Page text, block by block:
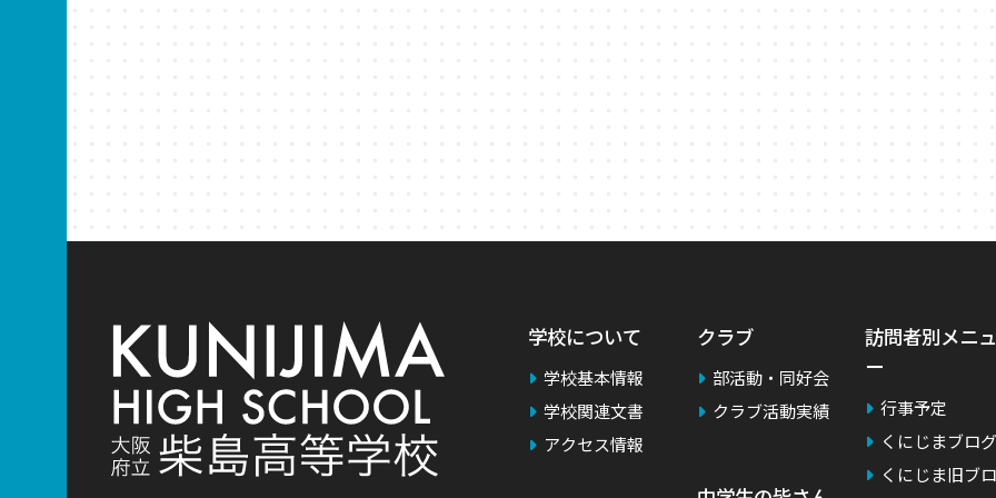
学校について
学校基本情報
学校関連文書
アクセス情報
クラブ
部活動・同好会
クラブ活動実績
訪問者別メニュ
ー
行事予定
くにじまブログ
くにじま旧ブ